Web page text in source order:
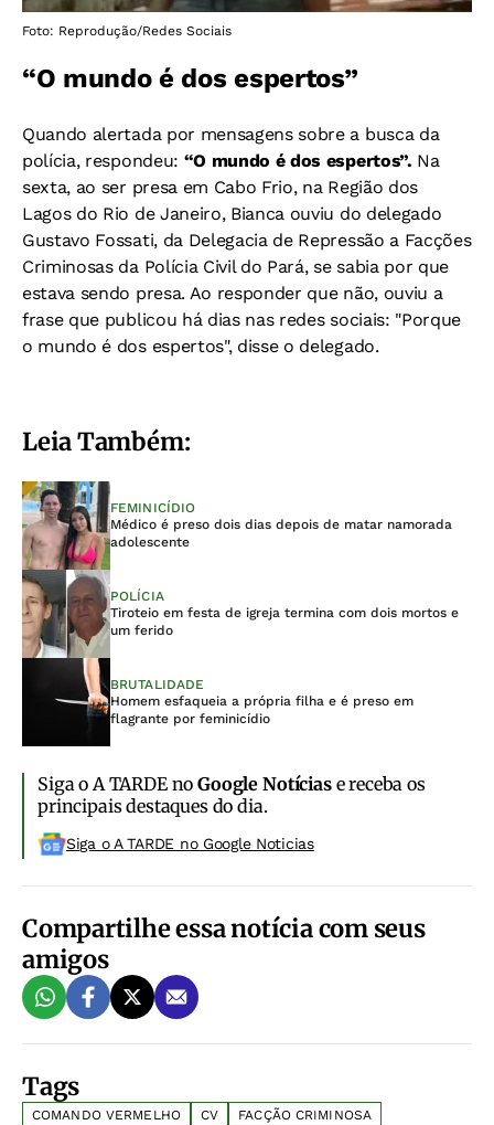
Foto: Reprodução/Redes Sociais
“O mundo é dos espertos”
Quando alertada por mensagens sobre a busca da
polícia, respondeu: “O mundo é dos espertos”. Na
sexta, ao ser presa em Cabo Frio, na Região dos
Lagos do Rio de Janeiro, Bianca ouviu do delegado
Gustavo Fossati, da Delegacia de Repressão a Facções
Criminosas da Polícia Civil do Pará, se sabia por que
estava sendo presa. Ao responder que não, ouviu a
frase que publicou há dias nas redes sociais: "Porque
o mundo é dos espertos", disse o delegado.
Leia Também:
FEMINICÍDIO
Médico é preso dois dias depois de matar namorada
adolescente
POLÍCIA
Tiroteio em festa de igreja termina com dois mortos e
um ferido
BRUTALIDADE
Homem esfaqueia a própria filha e é preso em
flagrante por feminicídio
Siga o A TARDE noGoogle Notíciase receba os
principais destaques do dia.
Siga o A TARDE no Google Noticias
Compartilhe essa notícia com seus
amigos
Tags
COMANDO VERMELHO CV
FACÇÃO CRIMINOSA